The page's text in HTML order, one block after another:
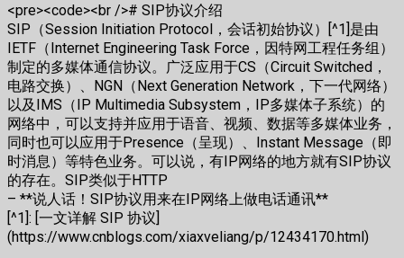
<pre><code><br /># SIP协议介绍
SIP（Session Initiation Protocol，会话初始协议）[^1]是由
IETF（Internet Engineering Task Force，因特网工程任务组）
制定的多媒体通信协议。广泛应用于CS（Circuit Switched，
电路交换）、NGN（Next Generation Network，下一代网络）
以及IMS（IP Multimedia Subsystem，IP多媒体子系统）的
网络中，可以支持并应用于语音、视频、数据等多媒体业务，
同时也可以应用于Presence（呈现）、Instant Message（即
时消息）等特色业务。可以说，有IP网络的地方就有SIP协议
的存在。SIP类似于HTTP
– **说人话！SIP协议用来在IP网络上做电话通讯**
[^1]: [一文详解 SIP 协议]
(https://www.cnblogs.com/xiaxveliang/p/12434170.html)